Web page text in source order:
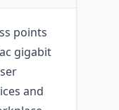
points
gigabit
and